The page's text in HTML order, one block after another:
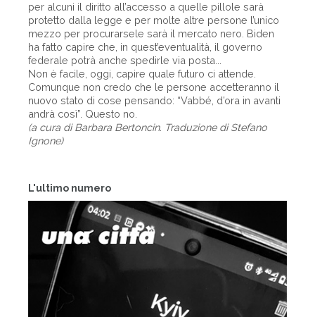
L'ultimo numero
per alcuni il diritto all’accesso a quelle pillole sarà
protetto dalla legge e per molte altre persone l’unico
mezzo per procurarsele sarà il mercato nero. Biden
ha fatto capire che, in quest’eventualità, il governo
federale potrà anche spedirle via posta...
Non è facile, oggi, capire quale futuro ci attende.
Comunque non credo che le persone accetteranno il
nuovo stato di cose pensando: “Vabbé, d’ora in avanti
andrà così”. Questo no.
(a cura di Barbara Bertoncin. Traduzione di Stefano
Ignone)